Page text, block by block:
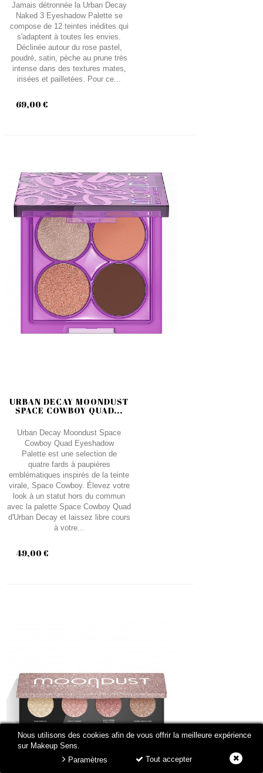
Nous utilisons des cookies afin de vous offrir la meilleure expérience
sur Makeup Sens.
Tout accepter
Paramètres
Jamais détronnée la Urban Decay
Naked 3 Eyeshadow Palette se
compose de 12 teintes inédites qui
s'adaptent à toutes les envies.
Déclinée autour du rose pastel,
poudré, satin, pèche au prune très
intense dans des textures mates,
irisées et pailletées. Pour ce...
69,00 €
URBAN DECAY MOONDUST
SPACE COWBOY QUAD...
Urban Decay Moondust Space
Cowboy Quad Eyeshadow
Palette est une selection de
quatre fards à paupières
emblématiques inspirés de la teinte
virale, Space Cowboy. Élevez votre
look à un statut hors du commun
avec la palette Space Cowboy Quad
d'Urban Decay et laissez libre cours
à votre...
49,00 €